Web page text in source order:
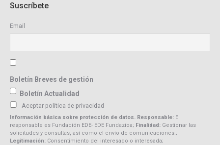
Suscríbete
Email
Boletín Breves de gestión
Boletín Actualidad
Aceptar política de privacidad
Información básica sobre protección de datos. Responsable: El
responsable es Fundación EDE- EDE Fundazioa; Finalidad: Gestionar las
solicitudes y consultas, así como el envío de comunicaciones.;
Legitimación: Consentimiento del interesado o interesada;